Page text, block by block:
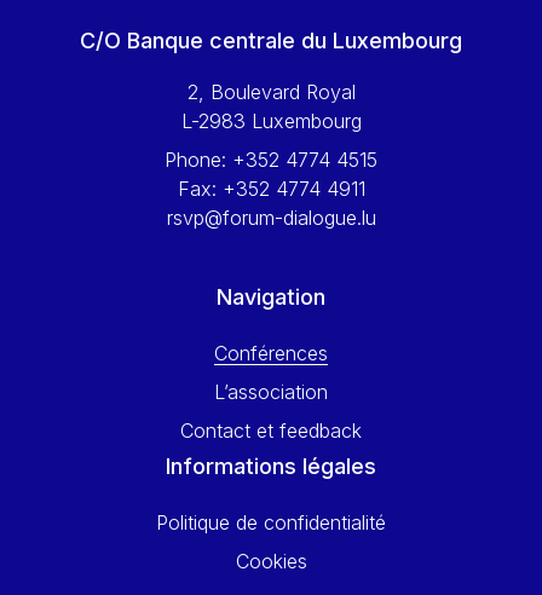
Wolfgang Ketterle
Yossi Beillin
Yves FRANCHET
C/O Banque centrale du Luxembourg
2, Boulevard Royal
L-2983 Luxembourg
Phone: +352 4774 4515
Fax: +352 4774 4911
rsvp@forum-dialogue.lu
Navigation
Conférences
L’association
Contact et feedback
Informations légales
Politique de confidentialité
Cookies